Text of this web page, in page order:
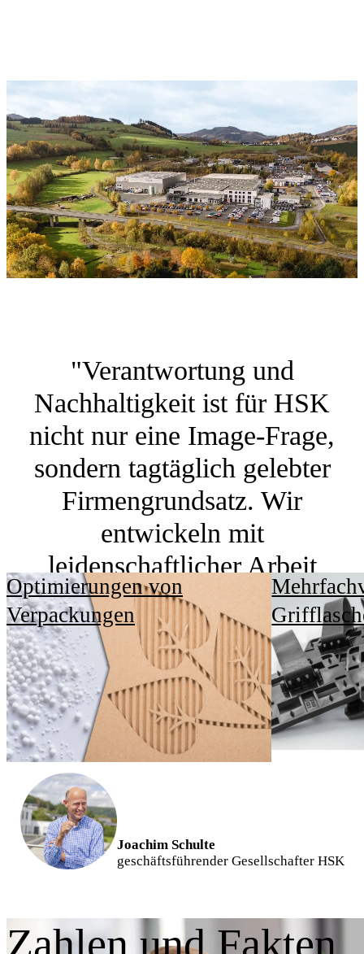
"Verantwortung und
Nachhaltigkeit ist für HSK
nicht nur eine Image-Frage,
sondern tagtäglich gelebter
Firmengrundsatz. Wir
entwickeln mit
leidenschaftlicher Arbeit
regelmäßig durchdachte und
vorausschauende Lösungen,
die Mensch und Natur
gleichermaßen zugute
kommen."
Joachim Schulte
geschäftsführender Gesellschafter HSK
Zahlen und Fakten
Optimierungen von
Verpackungen